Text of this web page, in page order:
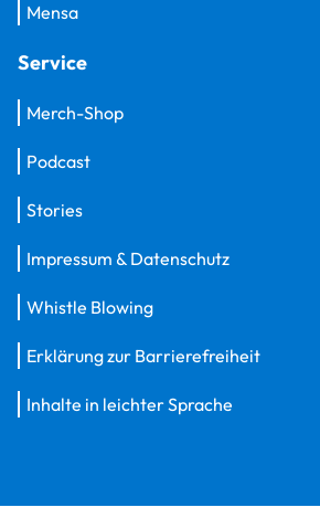
Mensa
Service
Merch-Shop
Podcast
Stories
Impressum & Datenschutz
Whistle Blowing
Erklärung zur Barrierefreiheit
Inhalte in leichter Sprache